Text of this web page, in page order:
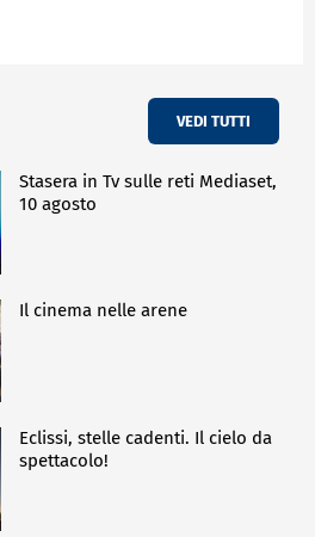
VEDI TUTTI
Stasera in Tv sulle reti Mediaset,
10 agosto
Il cinema nelle arene
Eclissi, stelle cadenti. Il cielo da
spettacolo!